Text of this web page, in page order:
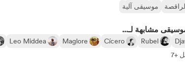
موسيقى آلية
مشابهة لـ...
Rubel
Cícero
Maglore
Leo Middea
+7